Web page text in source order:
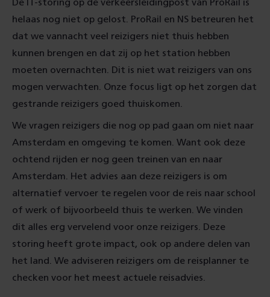
De IT-storing op de verkeersleidingpost van ProRail is
helaas nog niet op gelost. ProRail en NS betreuren het
dat we vannacht veel reizigers niet thuis hebben
kunnen brengen en dat zij op het station hebben
moeten overnachten. Dit is niet wat reizigers van ons
mogen verwachten. Onze focus ligt op het zorgen dat
gestrande reizigers goed thuiskomen.
We vragen reizigers die nog op pad gaan om niet naar
Amsterdam en omgeving te komen. Want ook deze
ochtend rijden er nog geen treinen van en naar
Amsterdam. Het advies aan deze reizigers is om
alternatief vervoer te regelen voor de reis naar school
of werk of bijvoorbeeld thuis te werken. We vinden
dit alles erg vervelend voor onze reizigers. Deze
storing heeft grote impact, ook op andere delen van
het land. We adviseren reizigers om de reisplanner te
checken voor het meest actuele reisadvies.